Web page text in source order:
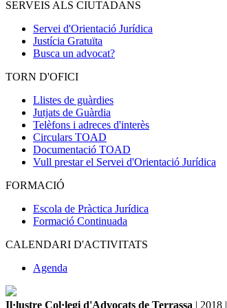
SERVEIS ALS CIUTADANS
Servei d'Orientació Jurídica
Justícia Gratuïta
Busca un advocat?
TORN D'OFICI
Llistes de guàrdies
Jutjats de Guàrdia
Telèfons i adreces d'interès
Circulars TOAD
Documentació TOAD
Vull prestar el Servei d'Orientació Jurídica
FORMACIÓ
Escola de Pràctica Jurídica
Formació Continuada
CALENDARI D'ACTIVITATS
Agenda
Il·lustre Col·legi d'Advocats de Terrassa | 2018 |